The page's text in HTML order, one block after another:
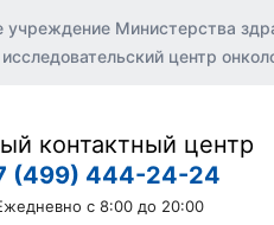
Министерства
центр
контактный центр
(499) 444-24-24
с 8:00 до 20:00